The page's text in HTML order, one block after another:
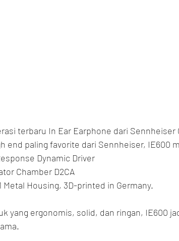
terbaru In Ear Earphone dari
end paling favorite dari Sennheiser, IE600
Dynamic Driver
Chamber D2CA
Metal Housing, 3D-printed in Germany.
yang ergonomis, solid, dan ringan, IE600